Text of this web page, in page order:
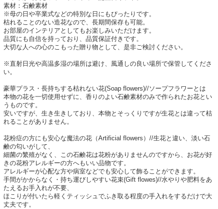
素材：石鹸素材
※母の日や卒業式などの特別な日にもぴったりです。
枯れることのない造花なので、長期間保存も可能。
お部屋のインテリアとしてもお楽しみいただけます。
品質にも自信を持っており、品質保証付きです。
大切な人への心のこもった贈り物として、是非ご検討ください。
※直射日光や高温多湿の場所は避け、風通しの良い場所で保管してくださ
い。
豪華プラス・長持ちする枯れない花(Soap flowers)//ソープフラワーとは
本物の花を一切使用せずに、香りのよい石鹸素材のみで作られたお花とい
うものです。
安いですが、生き生きしており、本物とそっくりですが生花とは違って枯
れることがありません。
花粉症の方にも安心な魔法の花（Artificial flowers）//生花と違い、淡い石
鹸の匂いがして、
細菌の繁殖がなく、この石鹸花は花粉がありませんのですから、お花が好
きの花粉アレルギーの方へもいい品物です。
アレルギーが心配な方や病室などでも安心して飾ることができます。
手間がかからなく・持ち運びしやすい花束(Gift flowes)//水やりや肥料をあ
たえるお手入れが不要、
ほこりが付いたら軽くティッシュでふき取る程度の手入れをするだけで大
丈夫です。